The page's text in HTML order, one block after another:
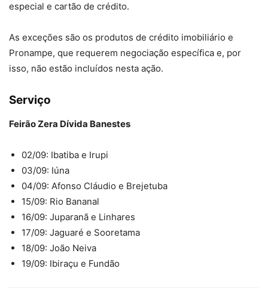
especial e cartão de crédito.
As exceções são os produtos de crédito imobiliário e
Pronampe, que requerem negociação específica e, por
isso, não estão incluídos nesta ação.
Serviço
Feirão Zera Dívida Banestes
02/09: Ibatiba e Irupi
03/09: Iúna
04/09: Afonso Cláudio e Brejetuba
15/09: Rio Bananal
16/09: Juparanã e Linhares
17/09: Jaguaré e Sooretama
18/09: João Neiva
19/09: Ibiraçu e Fundão